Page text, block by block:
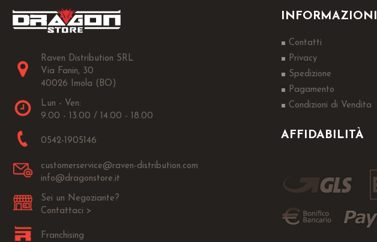
Raven Distribution SRL
Via Fanin, 30
40026 Imola (BO)
Lun - Ven:
9.00 - 13.00 / 14.00 - 18.00
0542-1905146
customerservice@raven-distribution.com
info@dragonstore.it
Sei un Negoziante?
Contattaci >
Franchising
INFORMAZIONI
Contatti
Privacy
Spedizione
Pagamento
Condizioni di Vendita
AFFIDABILITÀ